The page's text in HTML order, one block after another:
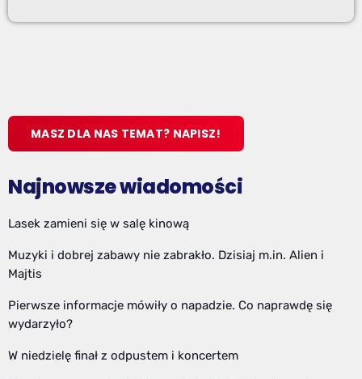
MASZ DLA NAS TEMAT? NAPISZ!
Najnowsze wiadomości
Lasek zamieni się w salę kinową
Muzyki i dobrej zabawy nie zabrakło. Dzisiaj m.in. Alien i
Majtis
Pierwsze informacje mówiły o napadzie. Co naprawdę się
wydarzyło?
W niedzielę finał z odpustem i koncertem